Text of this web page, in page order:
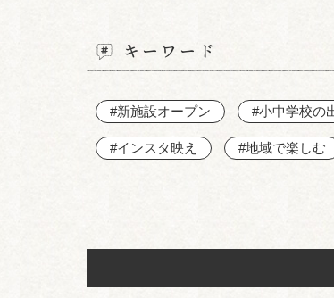
キーワード
#新施設オープン #小中学校の
#インスタ映え #地域で楽しむ